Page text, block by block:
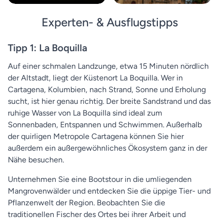
Experten- & Ausflugstipps
Tipp 1: La Boquilla
Auf einer schmalen Landzunge, etwa 15 Minuten nördlich
der Altstadt, liegt der Küstenort La Boquilla. Wer in
Cartagena, Kolumbien, nach Strand, Sonne und Erholung
sucht, ist hier genau richtig. Der breite Sandstrand und das
ruhige Wasser von La Boquilla sind ideal zum
Sonnenbaden, Entspannen und Schwimmen. Außerhalb
der quirligen Metropole Cartagena können Sie hier
außerdem ein außergewöhnliches Ökosystem ganz in der
Nähe besuchen.
Unternehmen Sie eine Bootstour in die umliegenden
Mangrovenwälder und entdecken Sie die üppige Tier- und
Pflanzenwelt der Region. Beobachten Sie die
traditionellen Fischer des Ortes bei ihrer Arbeit und